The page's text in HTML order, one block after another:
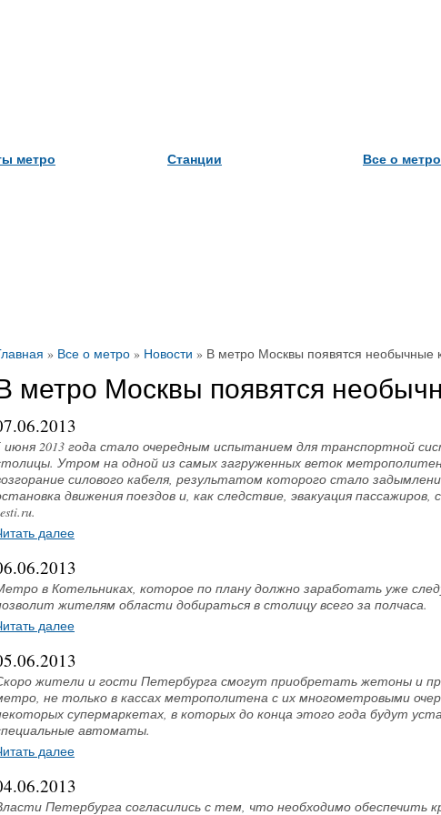
метро Станции Все о метро
» Все о метро » Новости » В метро Москвы появятся необычные
метро Москвы появятся
июня 2013 года стало очередным испытанием для транспортной
Утром на одной из самых загруженных веток
силового кабеля, результатом которого стало
движения поездов и, как следствие, эвакуация
далее
в Котельниках, которое по плану должно заработать уже
жителям области добираться в столицу всего за полчаса.
далее
жители и гости Петербурга смогут приобретать жетоны и
не только в кассах метрополитена с их многометровыми
супермаркетах, в которых до конца этого года будут
автоматы.
далее
Петербурга согласились с тем, что необходимо обеспечить